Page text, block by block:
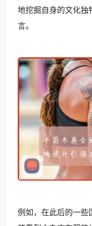
地挖掘自身的文化独
言。
例如，在此后的一些